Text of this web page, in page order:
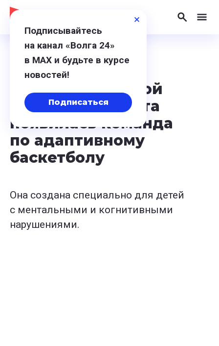
16 декабря 2025, 17:47
На базе Кстовской
школы-интерната
появилась команда
по адаптивному
баскетболу
Она создана специально для детей
с ментальными и когнитивными
нарушениями.
Подписывайтесь
на канал «Волга 24»
в МАХ и будьте в курсе
новостей!
Подписаться